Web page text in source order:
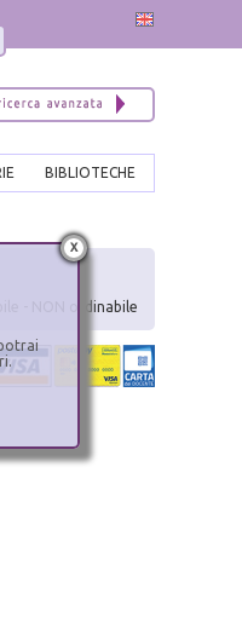
BIBLIOTECHE
- NON ordinabile
x